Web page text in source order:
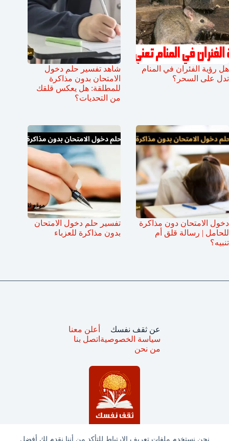
نحن نستخدم ملفات تعريف الارتباط للتأكد من أننا نقدم لك أفضل
هل رؤية الفئران في المنام
تدل على السحر؟
شاهد تفسير حلم دخول
الامتحان بدون مذاكرة
للمطلقة: هل يعكس قلقك
من التحديات؟
دخول الامتحان دون مذاكرة
للحامل | رسالة قلق أم
تنبيه؟
تفسير حلم دخول الامتحان
بدون مذاكرة للعزباء
عن ثقف نفسك
سياسة الخصوصية
من نحن
أعلن معنا
اتصل بنا